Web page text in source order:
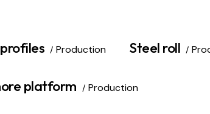
Production Steel roll
Production
platform